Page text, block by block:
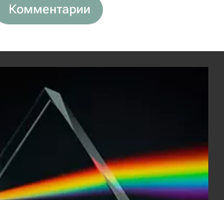
Комментарии